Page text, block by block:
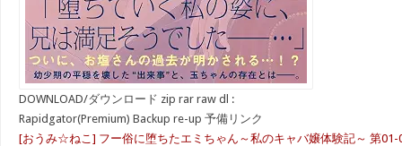
DOWNLOAD/ダウンロード zip rar raw dl :
Rapidgator(Premium) Backup re-up 予備リンク
[おうみ☆ねこ] フー俗に堕ちたエミちゃん～私のキャバ嬢体験記～ 第01-